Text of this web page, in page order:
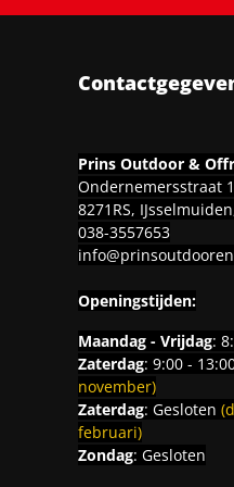
Prins Outdoor &
Ondernemersstraat
8271RS,
038-3557653
Openingstijden:
Maandag - Vrijdag:
Zaterdag: 9:00 -
november)
Zaterdag: Gesloten
februari)
Zondag: Gesloten